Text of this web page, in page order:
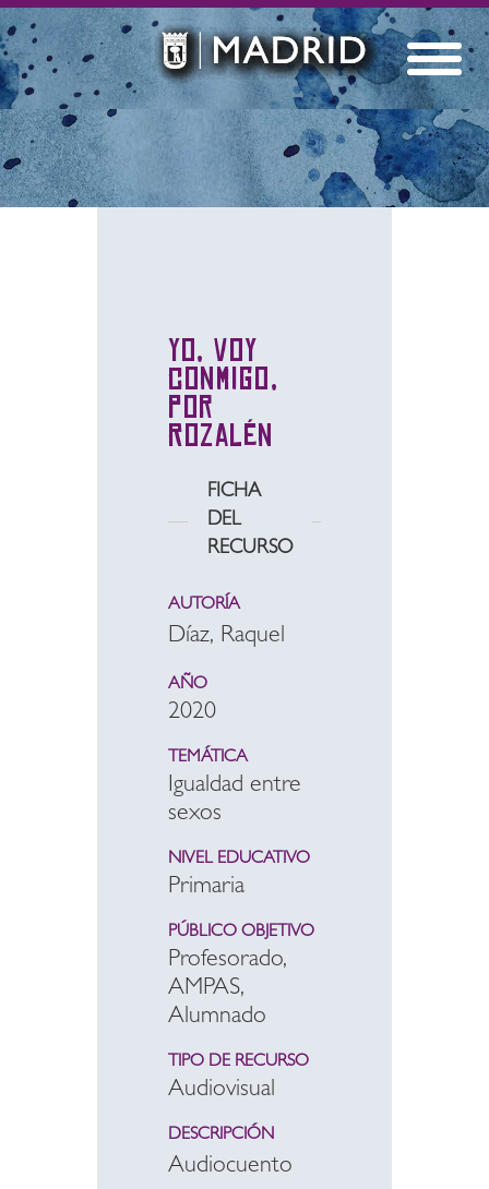
Yo, voy
conmigo,
por
Rozalén
FICHA
DEL
RECURSO
AUTORÍA
Díaz, Raquel
AÑO
2020
TEMÁTICA
Igualdad entre
sexos
NIVEL EDUCATIVO
Primaria
PÚBLICO OBJETIVO
Profesorado,
AMPAS,
Alumnado
TIPO DE RECURSO
Audiovisual
DESCRIPCIÓN
Audiocuento